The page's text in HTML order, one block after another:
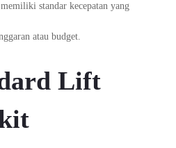
standar kecepatan yang
atau budget.
Lift